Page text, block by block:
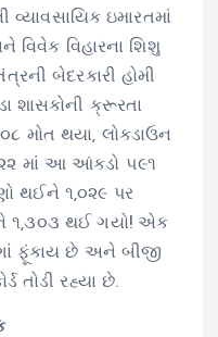
વ્યાવસાયિક ઇમારતમાં
વિવેક વિહારના શિશુ
બેદરકારી હોમી
શાસકોની ક્રૂરતા
મોત થયા, લોકડાઉન
૨૨ માં આ આંકડો ૫૯૧
થઈને ૧,૦૨૯ પર
૧,૩૦૩ થઈ ગયો! એક
ફૂંકાય છે અને બીજી
તોડી રહ્યા છે.